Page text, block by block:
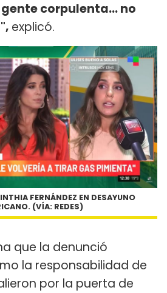
corpulenta... no
explicó.
FERNÁNDEZ EN DESAYUNO
(VÍA: REDES)
que la denunció
la responsabilidad de
por la puerta de